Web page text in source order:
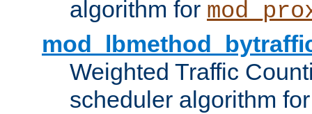
algorithm for
Weighted Traffic
scheduler algorithm for